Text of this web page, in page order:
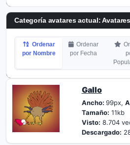
Categoría avatares actual:
Ordenar
por Nombre
Ordenar
por Fecha
Gallo
Ancho: 99px,
Tamaño: 11kb
Visto: 8.704
Descargado: